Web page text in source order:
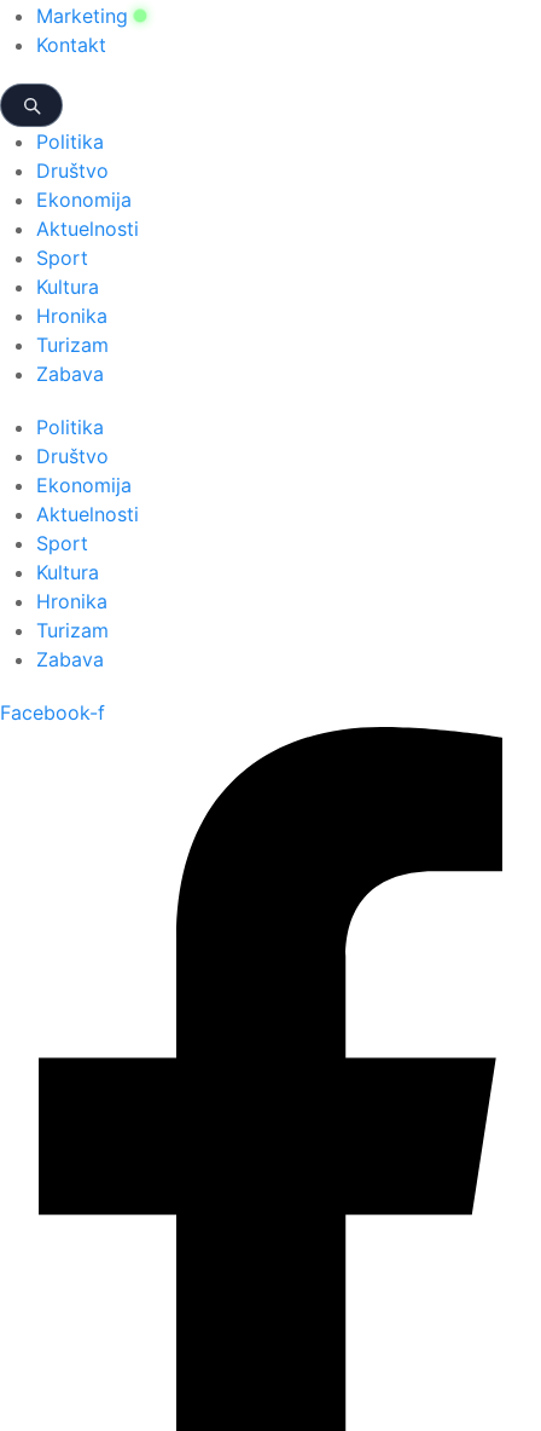
Marketing
Kontakt
Politika
Društvo
Ekonomija
Aktuelnosti
Sport
Kultura
Hronika
Turizam
Zabava
Politika
Društvo
Ekonomija
Aktuelnosti
Sport
Kultura
Hronika
Turizam
Zabava
Facebook-f